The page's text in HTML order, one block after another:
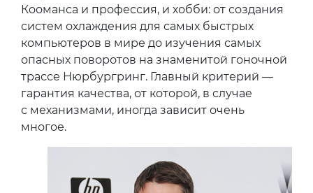
Кооманса и профессия, и хобби: от создания
систем охлаждения для самых быстрых
компьютеров в мире до изучения самых
опасных поворотов на знаменитой гоночной
трассе Нюрбургринг. Главный критерий —
гарантия качества, от которой, в случае
с механизмами, иногда зависит очень
многое.